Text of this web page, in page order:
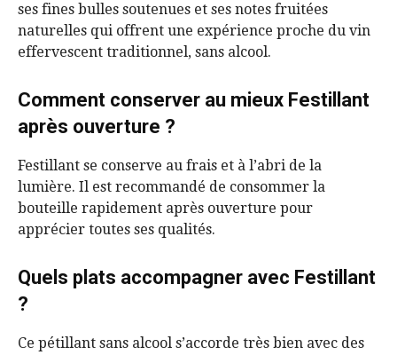
ses fines bulles soutenues et ses notes fruitées
naturelles qui offrent une expérience proche du vin
effervescent traditionnel, sans alcool.
Comment conserver au mieux Festillant
après ouverture ?
Festillant se conserve au frais et à l’abri de la
lumière. Il est recommandé de consommer la
bouteille rapidement après ouverture pour
apprécier toutes ses qualités.
Quels plats accompagner avec Festillant
?
Ce pétillant sans alcool s’accorde très bien avec des